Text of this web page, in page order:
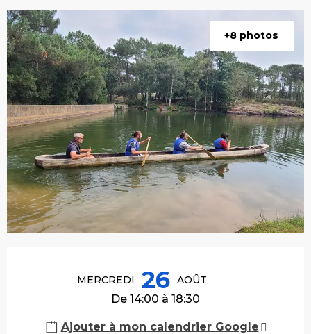
+8 photos
MERCREDI 26 AOÛT
De 14:00 à 18:30
Ajouter à mon calendrier Google